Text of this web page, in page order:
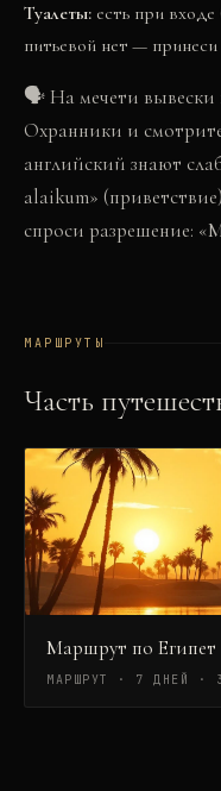
Туалеты: есть при
питьевой нет — принеси
🗣На мечети вывески
Охранники и
английский знают
alaikum»
спроси разрешение:
МАРШРУТЫ
Часть
Маршрут по Египет
МАРШРУТ · 7 ДНЕЙ ·